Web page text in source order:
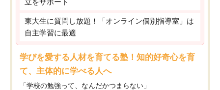
立をサポート
東大生に質問し放題！「オンライン個別指導室」は
自主学習に最適
学びを愛する人材を育てる塾！知的好奇心を育
て、主体的に学べる人へ
「学校の勉強って、なんだかつまらない」